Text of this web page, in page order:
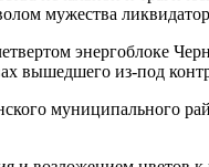
мужества
энергоблоке
вышедшего из-под
муниципального